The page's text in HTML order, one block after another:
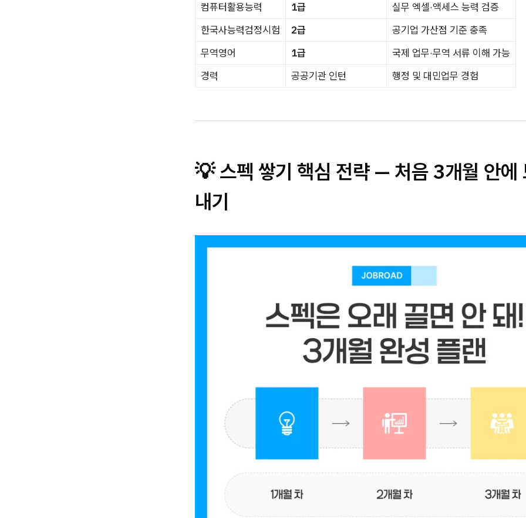
컴퓨터활용능력
1급
실무 엑셀·액세스 능력 검증
한국사능력검정시험
2급
공기업 가산점 기준 충족
무역영어
1급
국제 업무·무역 서류 이해 가능
경력
공공기관 인턴 행정 및 대민업무 경험
💡 스펙 쌓기 핵심 전략 — 처음 3개월 안에
내기